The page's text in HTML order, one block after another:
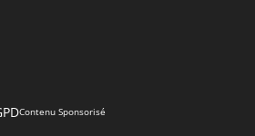
Contenu Sponsorisé